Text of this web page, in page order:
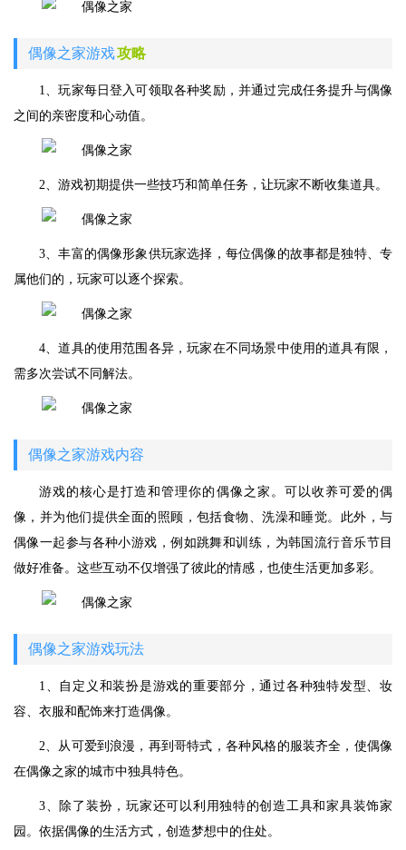
偶像之家游戏攻略
1、玩家每日登入可领取各种奖励，并通过完成任务提升与偶像
之间的亲密度和心动值。
2、游戏初期提供一些技巧和简单任务，让玩家不断收集道具。
3、丰富的偶像形象供玩家选择，每位偶像的故事都是独特、专
属他们的，玩家可以逐个探索。
4、道具的使用范围各异，玩家在不同场景中使用的道具有限，
需多次尝试不同解法。
偶像之家游戏内容
游戏的核心是打造和管理你的偶像之家。可以收养可爱的偶
像，并为他们提供全面的照顾，包括食物、洗澡和睡觉。此外，与
偶像一起参与各种小游戏，例如跳舞和训练，为韩国流行音乐节目
做好准备。这些互动不仅增强了彼此的情感，也使生活更加多彩。
偶像之家游戏玩法
1、自定义和装扮是游戏的重要部分，通过各种独特发型、妆
容、衣服和配饰来打造偶像。
2、从可爱到浪漫，再到哥特式，各种风格的服装齐全，使偶像
在偶像之家的城市中独具特色。
3、除了装扮，玩家还可以利用独特的创造工具和家具装饰家
园。依据偶像的生活方式，创造梦想中的住处。